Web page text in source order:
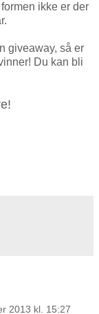
ikke er der
giveaway, så er
Du kan bli
2013 kl. 15:27